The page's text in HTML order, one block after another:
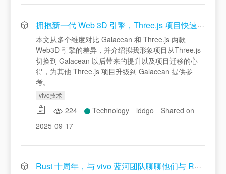
拥抱新一代 Web 3D 引擎，Three.js 项目快速升级 Galacean 指南
本文从多个维度对比 Galacean 和 Three.js 两款
Web3D 引擎的差异，并介绍拟我形象项目从Three.js
切换到 Galacean 以后带来的提升以及项目迁移的心
得，为其他 Three.js 项目升级到 Galacean 提供参
考。
vivo技术
224 Technology lddgo
Shared on
2025-09-17
Rust 十周年，与 vivo 蓝河团队聊聊他们与 Rust 的故事